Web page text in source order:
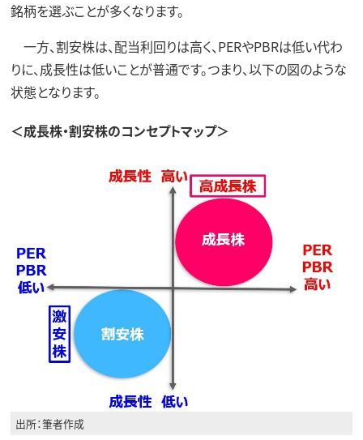
銘柄を選ぶことが多くなります。
一方、割安株は、配当利回りは高く、PERやPBRは低い代わ
りに、成長性は低いことが普通です。つまり、以下の図のような
状態となります。
＜成長株・割安株のコンセプトマップ＞
出所：筆者作成